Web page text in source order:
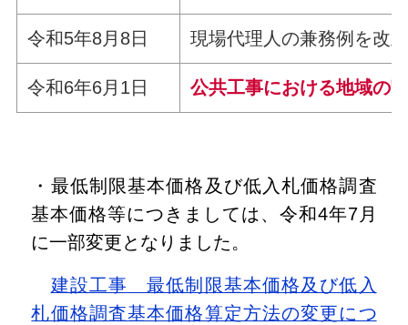
令和5年8月8日 現場代理人の兼務例を改
令和6年6月1日 公共工事における地域の
・最低制限基本価格及び低入札価格調査
基本価格等につきましては、令和4年7月
に一部変更となりました。
建設工事 最低制限基本価格及び低入
札価格調査基本価格算定方法の変更につ